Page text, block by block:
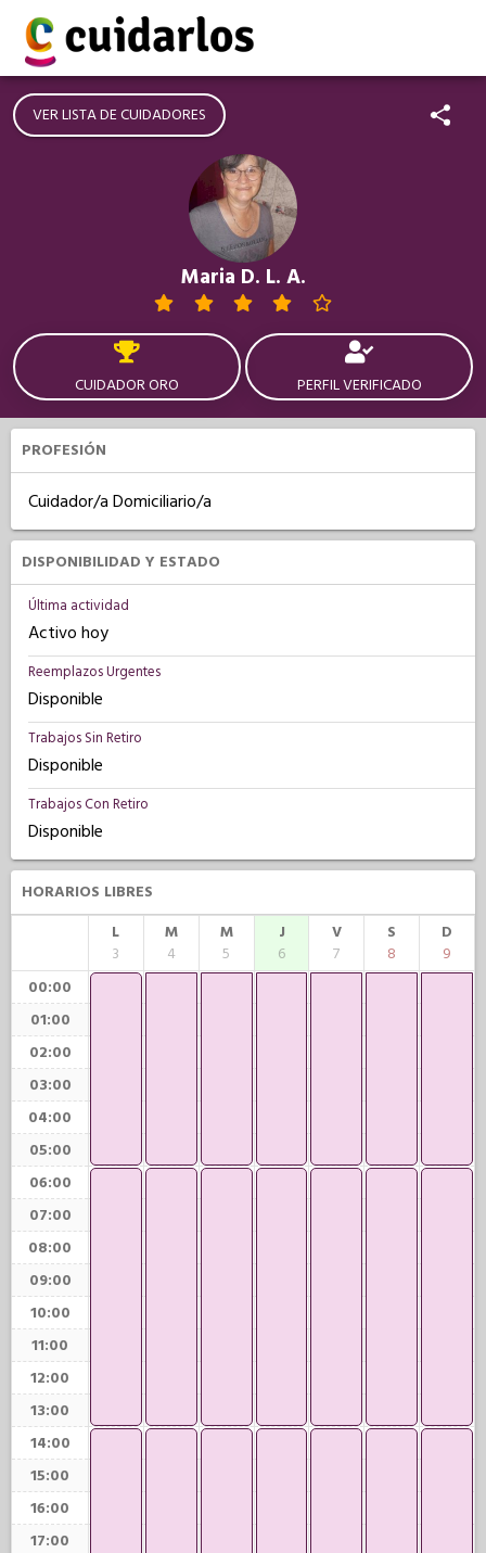
VER LISTA DE CUIDADORES
Maria D. L. A.
CUIDADOR ORO PERFIL VERIFICADO
PROFESIÓN
Cuidador/a Domiciliario/a
DISPONIBILIDAD Y ESTADO
Última actividad
Activo hoy
Reemplazos Urgentes
Disponible
Trabajos Sin Retiro
Disponible
Trabajos Con Retiro
Disponible
HORARIOS LIBRES
L
3
M
4
M
5
J
6
V
7
S
8
D
9
00:00
01:00
02:00
03:00
04:00
05:00
06:00
07:00
08:00
09:00
10:00
11:00
12:00
13:00
14:00
15:00
16:00
17:00